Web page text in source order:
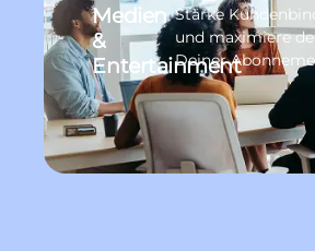
Medien
&
Entertainment
Stärke
und maximiere
Deiner